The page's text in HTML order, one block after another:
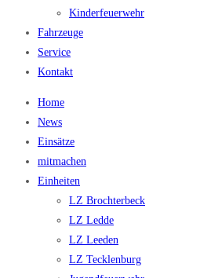
Kinderfeuerwehr
Fahrzeuge
Service
Kontakt
Home
News
Einsätze
mitmachen
Einheiten
LZ Brochterbeck
LZ Ledde
LZ Leeden
LZ Tecklenburg